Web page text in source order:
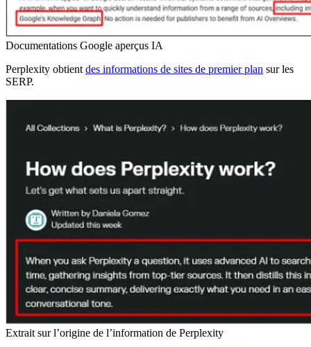
Documentations Google aperçus IA
Perplexity obtientdes informations de sites de premier plan sur les
SERP.
Extrait sur l’origine de l’information de Perplexity